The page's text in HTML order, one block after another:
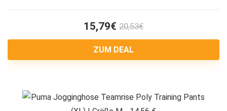
15,79€ 20,53€
ZUM DEAL